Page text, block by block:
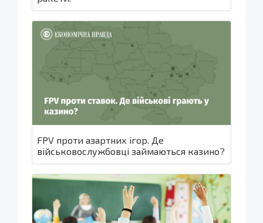
FPV проти азартних ігор. Де
військовослужбовці займаються казино?